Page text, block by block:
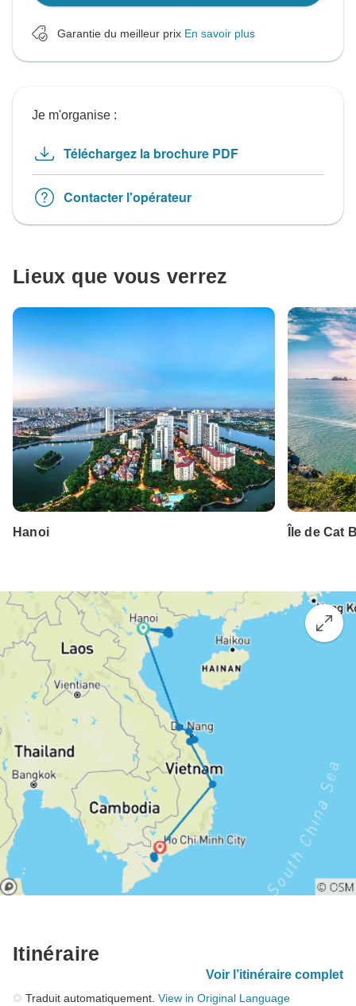
Garantie du meilleur prix En savoir plus
Je m'organise :
Téléchargez la brochure PDF
Contacter l'opérateur
Lieux que vous verrez
Hanoi Île de Cat
Itinéraire
Voir l’itinéraire complet
Traduit automatiquement. View in Original Language